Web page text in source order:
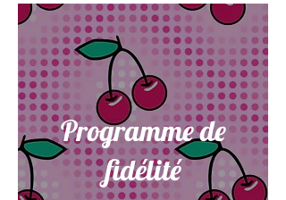
Programme de
fidélité